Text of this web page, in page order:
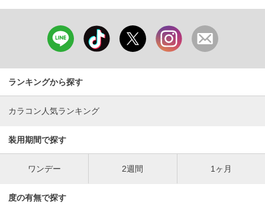
ランキングから探す
カラコン人気ランキング
装用期間で探す
ワンデー 2週間 1ヶ月
度の有無で探す